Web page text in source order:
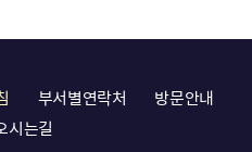
부서별연락처
방문안내
시는길